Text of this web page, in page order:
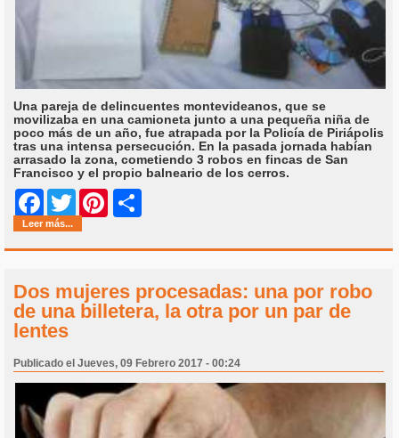
Una pareja de delincuentes montevideanos, que se
movilizaba en una camioneta junto a una pequeña niña de
poco más de un año, fue atrapada por la Policía de Piriápolis
tras una intensa persecución. En la pasada jornada habían
arrasado la zona, cometiendo 3 robos en fincas de San
Francisco y el propio balneario de los cerros.
Facebook
Twitter Pinterest
Leer más...
Dos mujeres procesadas: una por robo
de una billetera, la otra por un par de
lentes
Publicado el Jueves, 09 Febrero 2017 - 00:24